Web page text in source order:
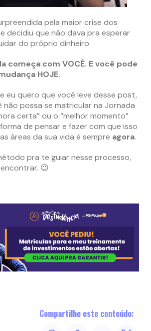
pela maior crise dos
decidiu que não dava pra esperar
do próprio dinheiro.
começa com VOCÊ. E você pode
HOJE.
eu quero que você leve desse post,
não possa se matricular na Jornada
certa” ou o “melhor momento”
de pensar e fazer com que isso
áreas da sua vida é sempre agora.
pra te guiar nesse processo,
😉
Compartilhe este conteúdo: